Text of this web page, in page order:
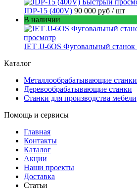
JDP-15 (400V) 90 000 руб / шт
В наличии
просмотр
JET JJ-6OS Фуговальный
Каталог
Металлообрабатывающие станки
Деревообрабатывающие станки
Станки для производства мебели
Помощь и сервисы
Главная
Контакты
Каталог
Акции
Наши проекты
Доставка
Статьи